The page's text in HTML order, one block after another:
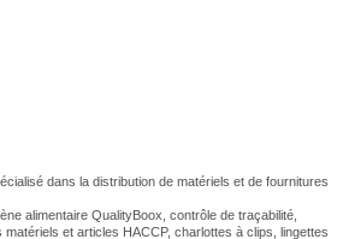
dans la distribution de matériels et de fournitures
alimentaire QualityBoox, contrôle de traçabilité,
et articles HACCP, charlottes à clips, lingettes